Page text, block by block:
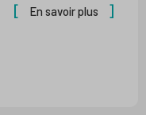
En savoir plus